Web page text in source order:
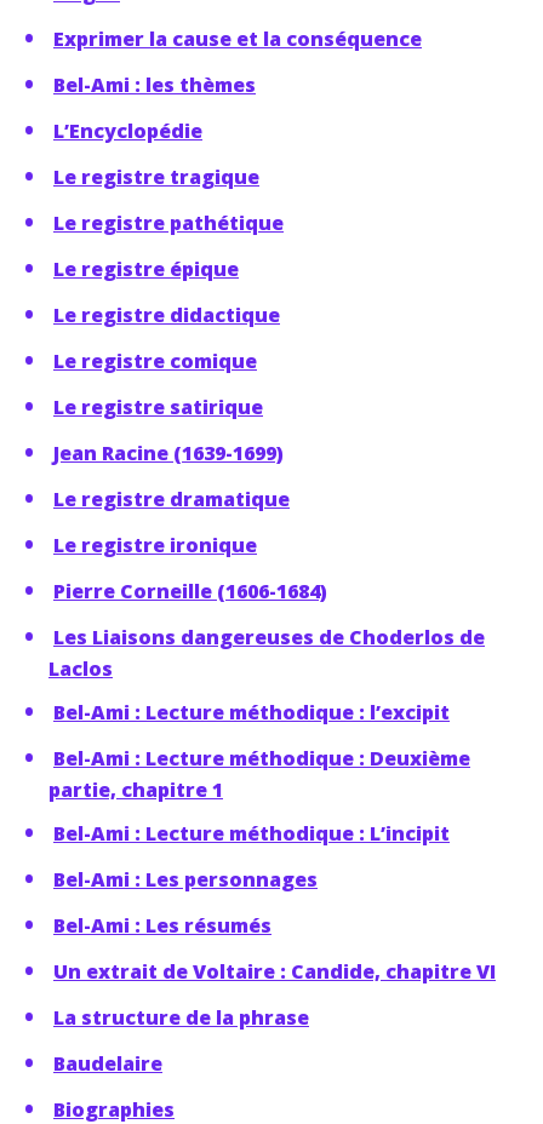
Exprimer la cause et la conséquence
Bel-Ami : les thèmes
L’Encyclopédie
Le registre tragique
Le registre pathétique
Le registre épique
Le registre didactique
Le registre comique
Le registre satirique
Jean Racine (1639-1699)
Le registre dramatique
Le registre ironique
Pierre Corneille (1606-1684)
Les Liaisons dangereuses de Choderlos de
Laclos
Bel-Ami : Lecture méthodique : l’excipit
Bel-Ami : Lecture méthodique : Deuxième
partie, chapitre 1
Bel-Ami : Lecture méthodique : L’incipit
Bel-Ami : Les personnages
Bel-Ami : Les résumés
Un extrait de Voltaire : Candide, chapitre VI
La structure de la phrase
Baudelaire
Biographies